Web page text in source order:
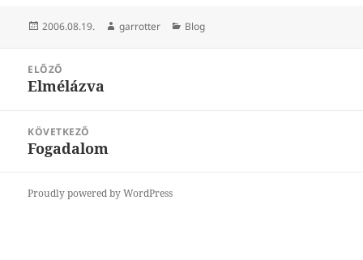
Közzétéve
2006.08.19. Szerző
garrotter Kategória
Blog
navigáció
ELŐZŐ
Korábbi
Elmélázva
KÖVETKEZŐ
Következő
Fogadalom
Proudly powered by WordPress